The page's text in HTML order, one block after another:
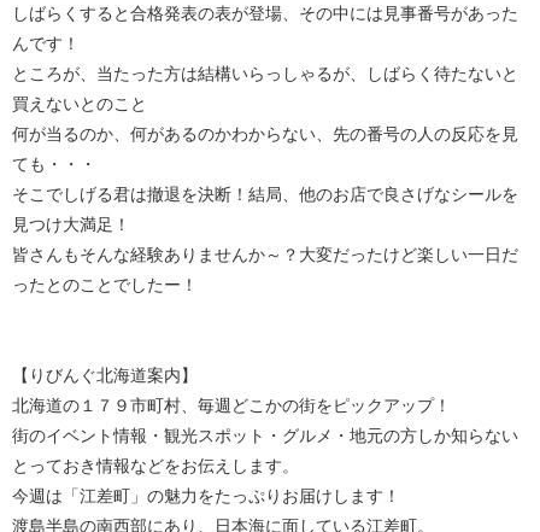
しばらくすると合格発表の表が登場、その中には見事番号があった
んです！
ところが、当たった方は結構いらっしゃるが、しばらく待たないと
買えないとのこと
何が当るのか、何があるのかわからない、先の番号の人の反応を見
ても・・・
そこでしげる君は撤退を決断！結局、他のお店で良さげなシールを
見つけ大満足！
皆さんもそんな経験ありませんか～？大変だったけど楽しい一日だ
ったとのことでしたー！
【りびんぐ北海道案内】
北海道の１７９市町村、毎週どこかの街をピックアップ！
街のイベント情報・観光スポット・グルメ・地元の方しか知らない
とっておき情報などをお伝えします。
今週は「江差町」の魅力をたっぷりお届けします！
渡島半島の南西部にあり、日本海に面している江差町。